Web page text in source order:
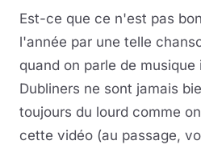
Est-ce que ce n'est pas
l'année par une telle
quand on parle de musique
Dubliners ne sont jamais
toujours du lourd comme
cette vidéo (au passage,